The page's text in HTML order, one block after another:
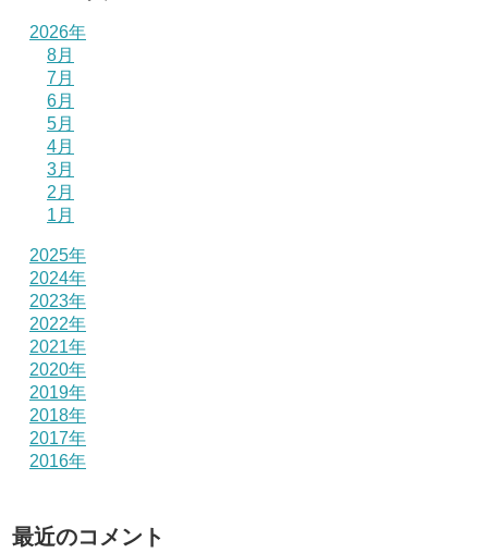
2026年
8月
7月
6月
5月
4月
3月
2月
1月
2025年
2024年
2023年
2022年
2021年
2020年
2019年
2018年
2017年
2016年
最近のコメント